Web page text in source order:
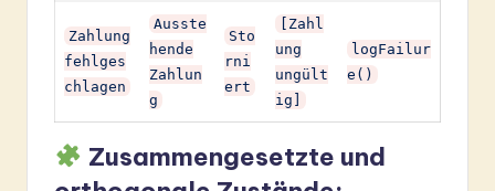
Zahlung
fehlges
chlagen
Ausste
hende
Zahlun
g
Sto
rni
ert
[Zahl
ung
ungült
ig]
logFailur
e()
Zusammengesetzte und